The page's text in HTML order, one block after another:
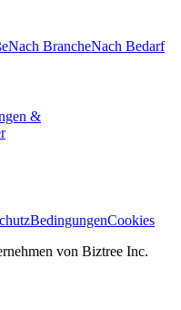
Nach BrancheNach Bedarf
&
BedingungenCookies
von Biztree Inc.